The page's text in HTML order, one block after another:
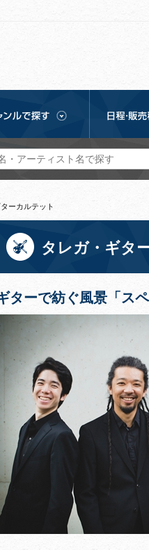
ーカルテット
タレガ・ギタ
ターで紡ぐ風景「スペ